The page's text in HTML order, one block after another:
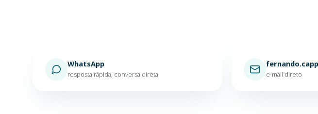
WhatsApp
resposta rápida, conversa direta e-mail direto